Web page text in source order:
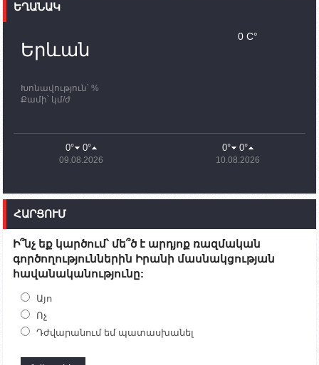
պատասխանատուներ կմնան ԼՂ-ում՝ մինչև
որոնողափրկարարական աշխատանքների
11:03
ՄԱԿ-ի առաքելությունը շատ, շատ, շատ օգտակար
Ադրբեջանի փոխվարչապետն այսօր կմեկնի
Ստեփանակերտ
10:07 02.10.2023
09:38 02.10.2023
Խումբն Արցախում կմնա` մինչև զոհվածների
աճյունների ու անհետ կորածների
Ժամը 18։00-ի դրությամբ ԼՂ-ից բռնի տեղահանված
ԵՂԱՆԱԿ
Երևան
Խոնավություն՝ %
Քամի՝ կմ/ժ
0 C°
0° 0°
09.08.2026
0° 0°
10.08.2026
ՀԱՐՑՈՒՄ
Ի՞նչ եք կարծում՝ մե՞ծ է արդյոք ռազմական
գործողություններին Իրանի մասնակցության
հավանականությունը:
Այո
Ոչ
Դժվարանում եմ պատասխանել